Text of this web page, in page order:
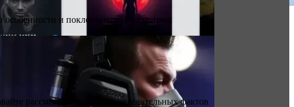
и поклонников. Рассмотрим
рассмотрим несколько увлекательных фактов